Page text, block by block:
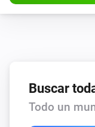
Enable
Buscar
Todo un